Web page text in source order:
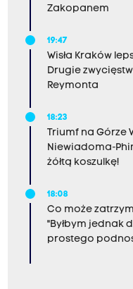
Zakopanem
19:47
Wisła Kraków
Drugie
Reymonta
18:23
Triumf na Górze
Niewiadoma-
żółtą koszulkę!
18:08
Co może
"Byłbym jednak
prostego